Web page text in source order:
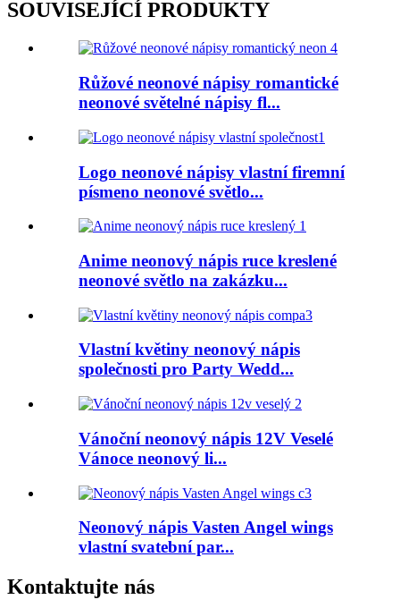
SOUVISEJÍCÍ PRODUKTY
Růžové neonové nápisy romantické
neonové světelné nápisy fl...
Logo neonové nápisy vlastní firemní
písmeno neonové světlo...
Anime neonový nápis ruce kreslené
neonové světlo na zakázku...
Vlastní květiny neonový nápis
společnosti pro Party Wedd...
Vánoční neonový nápis 12V Veselé
Vánoce neonový li...
Neonový nápis Vasten Angel wings
vlastní svatební par...
Kontaktujte nás